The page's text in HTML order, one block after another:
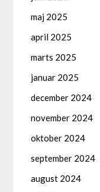
maj 2025
april 2025
marts 2025
januar 2025
december 2024
november 2024
oktober 2024
september 2024
august 2024